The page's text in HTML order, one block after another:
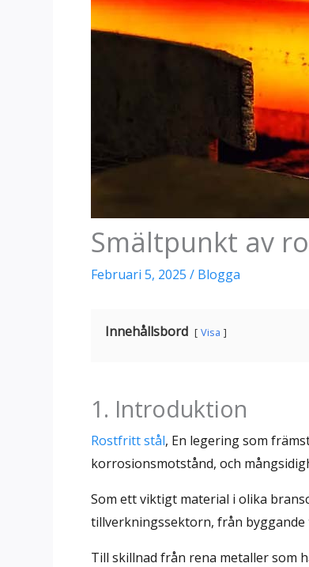
Smältpunkt av
Februari 5, 2025 / Blogga
Innehållsbord Visa
1. Introduktion
Rostfritt stål, En legering som
korrosionsmotstånd, och
Som ett viktigt material i olika
tillverkningssektorn, från byggande
Till skillnad från rena metaller som